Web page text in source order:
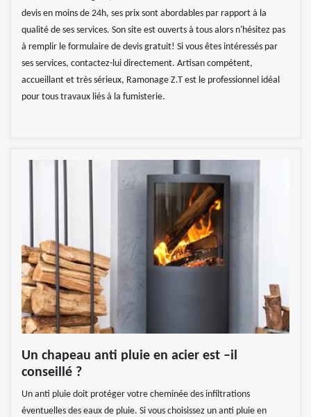
devis en moins de 24h, ses prix sont abordables par rapport à la
qualité de ses services. Son site est ouverts à tous alors n'hésitez pas
à remplir le formulaire de devis gratuit! Si vous êtes intéressés par
ses services, contactez-lui directement. Artisan compétent,
accueillant et très sérieux, Ramonage Z.T est le professionnel idéal
pour tous travaux liés à la fumisterie.
Un chapeau anti pluie en acier est –il
conseillé ?
Un anti pluie doit protéger votre cheminée des infiltrations
éventuelles des eaux de pluie. Si vous choisissez un anti pluie en